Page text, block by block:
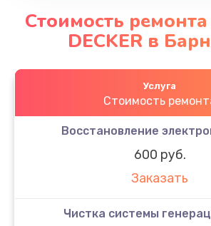
Стоимость
DECKER в
Услуга
Стоимость
Восстановление
600 руб.
Заказать
Чистка системы